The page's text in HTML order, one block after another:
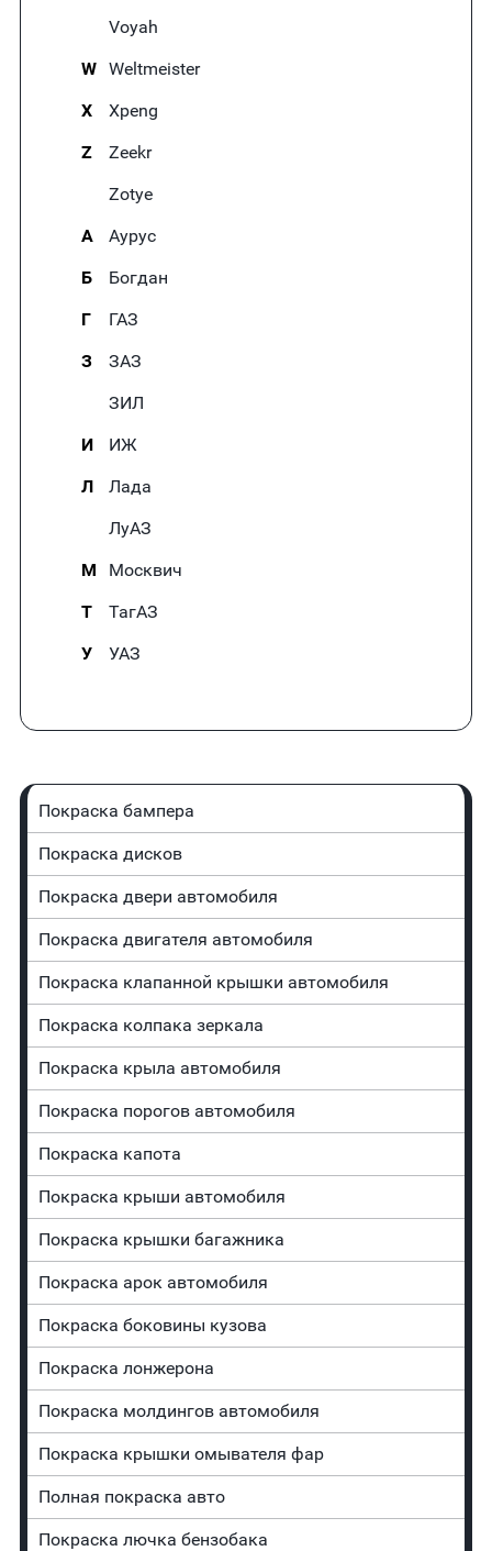
Voyah
W Weltmeister
X
Xpeng
Z
Zeekr
Zotye
А
Аурус
Б
Богдан
Г
ГАЗ
З
ЗАЗ
ЗИЛ
И
ИЖ
Л
Лада
ЛуАЗ
М
Москвич
Т
ТагАЗ
У
УАЗ
Покраска бампера
Покраска дисков
Покраска двери автомобиля
Покраска двигателя автомобиля
Покраска клапанной крышки автомобиля
Покраска колпака зеркала
Покраска крыла автомобиля
Покраска порогов автомобиля
Покраска капота
Покраска крыши автомобиля
Покраска крышки багажника
Покраска арок автомобиля
Покраска боковины кузова
Покраска лонжерона
Покраска молдингов автомобиля
Покраска крышки омывателя фар
Полная покраска авто
Покраска лючка бензобака